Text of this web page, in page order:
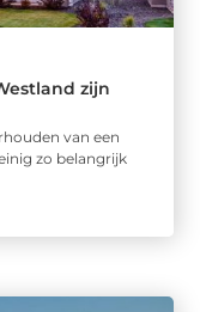
zijn
van een
zo belangrijk